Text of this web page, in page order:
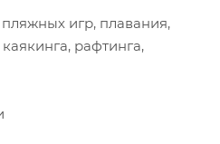
игр, плавания,
рафтинга,